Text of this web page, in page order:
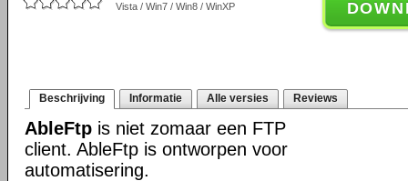
Vista / Win7 / Win8 / WinXP
Beschrijving Informatie Alle versies Reviews
AbleFtp is niet zomaar een FTP
client. AbleFtp is ontworpen voor
automatisering.